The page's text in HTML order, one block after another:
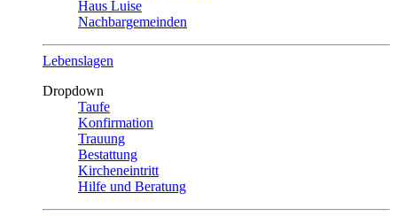
Haus Luise
Nachbargemeinden
Lebenslagen
Dropdown
Taufe
Konfirmation
Trauung
Bestattung
Kircheneintritt
Hilfe und Beratung